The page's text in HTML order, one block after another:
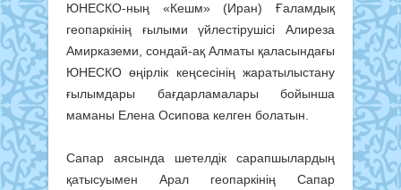
ЮНЕСКО-ның «Кешм» (Иран) Ғаламдық
геопаркінің ғылыми үйлестірушісі Алиреза
Амирказеми, сондай-ақ Алматы қаласындағы
ЮНЕСКО өңірлік кеңсесінің жаратылыстану
ғылымдары бағдарламалары бойынша
маманы Елена Осипова келген болатын.
Сапар аясында шетелдік сарапшылардың
қатысуымен Арал геопаркінің Сапар